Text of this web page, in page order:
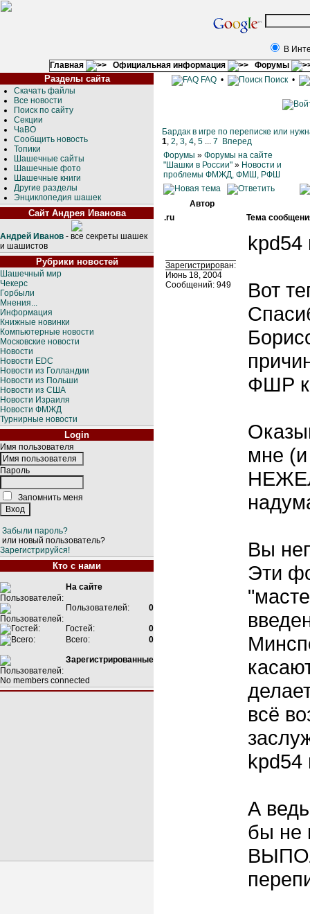
В
Главная
Официальная информация Форумы
Разделы сайта
Скачать файлы
Все новости
Поиск по сайту
Секции
ЧаВО
Сообщить новость
Топики
Шашечные сайты
Шашечные фото
Шашечные книги
Другие разделы
Энциклопедия шашек
Сайт Андрея Иванова
Андрей Иванов - все секреты шашек
и шашистов
Рубрики новостей
Шашечный мир
Чекерс
Горбыли
Мнения...
Информация
Книжные новинки
Компьютерные новости
Московские новости
Новости
Новости EDC
Новости из Голландии
Новости из Польши
Новости из США
Новости Израиля
Новости ФМЖД
Турнирные новости
Login
Имя пользователя
Пароль
Запомнить меня
Забыли пароль?
или новый пользователь?
Зарегистрируйся!
Кто с нами
На сайте
Пользователей: 0
Гостей:
0
Всего:
0
Зарегистрированные
No members connected
FAQ• Поиск•
Бардак в игре по переписке или
1, 2, 3, 4, 5 ... 7
Вперед
Форумы » Форумы на сайте
"Шашки в России" » Новости и
проблемы ФМЖД, ФМШ, РФШ
Автор
.ru
Тема
Зарегистрирован:
Июнь 18, 2004
Сообщений: 949
kpd54
Вот
ФШР
мне
Вы
Эти
всё
kpd54
А
бы не